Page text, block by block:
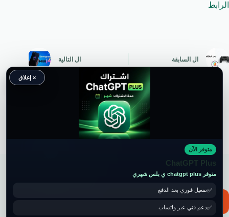
الرابط
ال السابقة ال التالية
حقوق النشر محفوظة لموقع ويكي موب
× إغلاق
متوفر الآن
ChatGPT Plus
متوفر chatgpt plus ي بلس شهري
تفعيل فوري بعد الدفع
دعم فني عبر واتساب